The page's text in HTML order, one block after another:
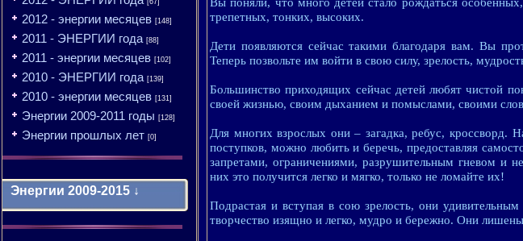
[67]
2012 - энергии месяцев [148]
2011 - ЭНЕРГИИ года [88]
2011 - энергии месяцев [102]
2010 - ЭНЕРГИИ года [139]
2010 - энергии месяцев [131]
Энергии 2009-2011 годы [128]
Энергии прошлых лет [0]
Энергии 2009-2015 ↓
трепетных, тонких, высоких.
Дети появляются сейчас такими благодаря вам. Вы
Теперь позвольте им войти в свою силу, зрелость,
Большинство приходящих сейчас детей любят чистой
своей жизнью, своим дыханием и помыслами, своими
Для многих взрослых они – загадка, ребус, кроссворд.
поступков, можно любить и беречь, предоставляя
запретами, ограничениями, разрушительным гневом и
них это получится легко и мягко, только не ломайте их!
Подрастая и вступая в сою зрелость, они
творчество изящно и легко, мудро и бережно. Они